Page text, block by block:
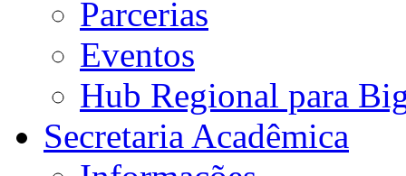
Parcerias
Eventos
Hub Regional para
Secretaria Acadêmica